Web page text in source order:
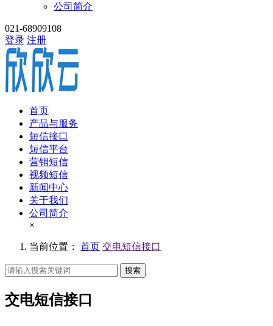
公司简介
021-68909108
登录 注册
首页
产品与服务
短信接口
短信平台
营销短信
视频短信
新闻中心
关于我们
公司简介
×
当前位置： 首页 交电短信接口
搜索
交电短信接口